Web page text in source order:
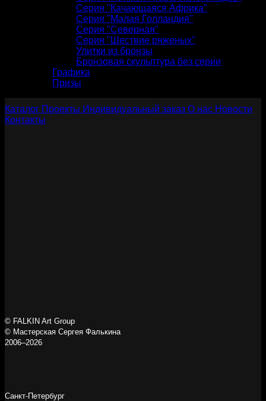
Серия "Качающаяся Африка"
Серия "Малая Голландия"
Серия "Северная"
Серия "Шествие ряженых"
Улитки из бронзы
Бронзовая скульптура без серии
Графика
Призы
Каталог Проекты Индивидуальный заказ О нас Новости
Контакты
© FALKIN Art Group
© Мастерская Сергея Фалькина
2006–2026
Санкт-Петербург